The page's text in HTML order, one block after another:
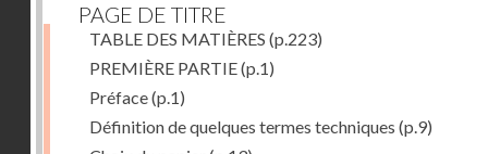
PAGE DE TITRE
TABLE DES MATIÈRES (p.223)
PREMIÈRE PARTIE(p.1)
Préface(p.1)
Définition de quelques termes techniques (p.9)